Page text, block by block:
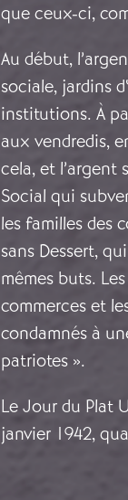
que ceux-ci,
Au début,
sociale, jardins
institutions. À
aux vendredis,
cela, et l’argent
Social qui
les familles des
sans Dessert,
mêmes buts.
commerces et
condamnés à
patriotes ».
Le Jour du Plat
janvier 1942,